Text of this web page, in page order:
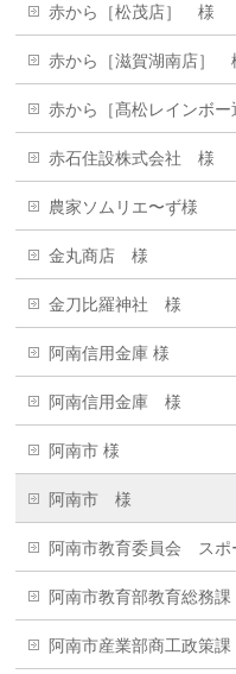
赤から［松茂店］ 様
赤から［滋賀湖南店］
赤から［髙松レインボ
赤石住設株式会社 様
農家ソムリエ〜ず様
金丸商店 様
金刀比羅神社 様
阿南信用金庫 様
阿南信用金庫 様
阿南市 様
阿南市 様
阿南市教育委員会 ス
阿南市教育部教育総務
阿南市産業部商工政策課